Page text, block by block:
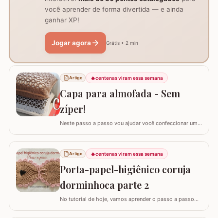
você aprender de forma divertida — e ainda
ganhar XP!
Jogar agora Grátis • 2 min
Artigo 🔥centenas viram essa semana
Capa para almofada - Sem
zíper!
Neste passo a passo vou ajudar você confeccionar uma
fechar. Ela é toda feita apenas em crochê mas, não
vamos abrir mão da praticidade de tirar a capa quando
precisar lavar. Utilizei o fio Barroco Maxcolor nº6 da
Círculo Produtos. Fio 100%…
Artigo 🔥centenas viram essa semana
Porta-papel-higiênico coruja
dorminhoca parte 2
No tutorial de hoje, vamos aprender o passo a passo
HIGIÊNICO CORUJA DORMINHOCA. Esta peça é